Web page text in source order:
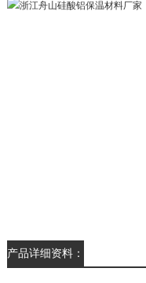
产品详细资料：